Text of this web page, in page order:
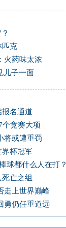
匹克
火药味太浓
儿子一面
报名通道
个竞赛大项
将或遭重罚
界杯冠军
球都什么人在打？
亡之组
走上世界巅峰
勇仍任重道远